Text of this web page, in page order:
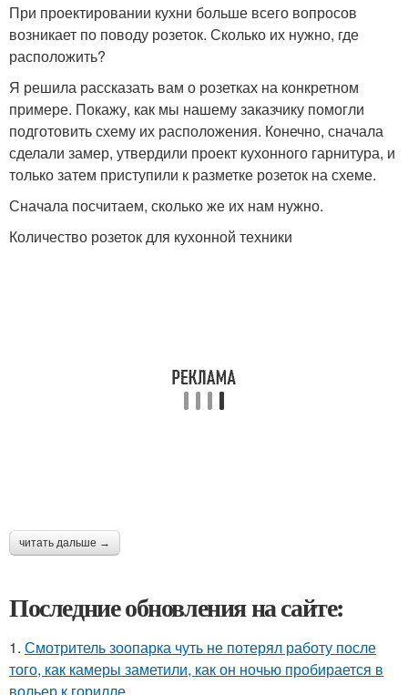
При проектировании кухни больше всего вопросов
возникает по поводу розеток. Сколько их нужно, где
расположить?
Я решила рассказать вам о розетках на конкретном
примере. Покажу, как мы нашему заказчику помогли
подготовить схему их расположения. Конечно, сначала
сделали замер, утвердили проект кухонного гарнитура, и
только затем приступили к разметке розеток на схеме.
Сначала посчитаем, сколько же их нам нужно.
Количество розеток для кухонной техники
читать дальше →
Последние обновления на сайте:
1. Смотритель зоопарка чуть не потерял работу после
того, как камеры заметили, как он ночью пробирается в
вольер к горилле.